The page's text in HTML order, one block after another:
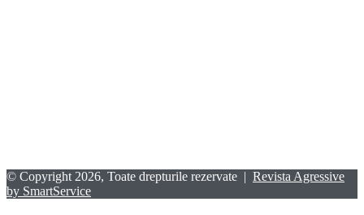
© Copyright 2026, Toate drepturile rezervate | Revista Agressive
by SmartService